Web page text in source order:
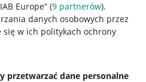
Europe” (9 partnerów).
danych osobowych przez
w ich politykach ochrony
przetwarzać dane personalne